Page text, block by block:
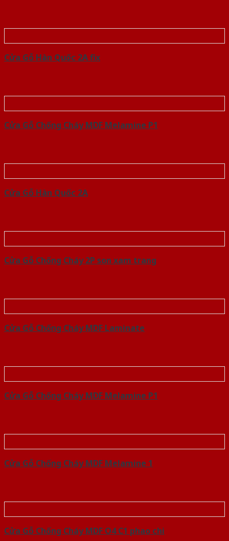
Cửa Gỗ Hàn Quốc 2A fix
Cửa Gỗ Chống Cháy MDF Melamine P1
Cửa Gỗ Hàn Quốc 2A
Cửa Gỗ Chống Cháy 2P son xam trang
Cửa Gỗ Chống Cháy MDF Laminate
Cửa Gỗ Chống Cháy MDF Melamine P1
Cửa Gỗ Chống Cháy MDF Melamine 1
Cửa Gỗ Chống Cháy MDF O4 C1 phao chi